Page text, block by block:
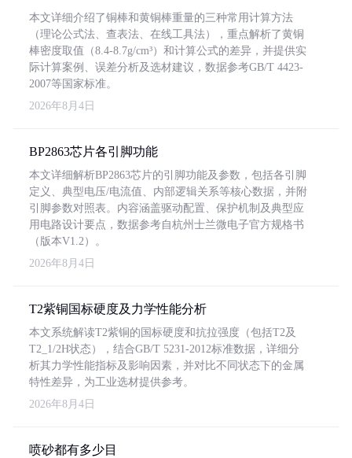
本文详细介绍了铜棒和黄铜棒重量的三种常用计算方法
（理论公式法、查表法、在线工具法），重点解析了黄铜
棒密度取值（8.4-8.7g/cm³）和计算公式的差异，并提供实
际计算案例、误差分析及选材建议，数据参考GB/T 4423-
2007等国家标准。
2026年8月4日
BP2863芯片各引脚功能
本文详细解析BP2863芯片的引脚功能及参数，包括各引脚
定义、典型电压/电流值、内部逻辑关系等核心数据，并附
引脚参数对照表。内容涵盖驱动配置、保护机制及典型应
用电路设计要点，数据参考自杭州士兰微电子官方规格书
（版本V1.2）。
2026年8月4日
T2紫铜国标硬度及力学性能分析
本文系统解读T2紫铜的国标硬度和抗拉强度（包括T2及
T2_1/2H状态），结合GB/T 5231-2012标准数据，详细分
析其力学性能指标及影响因素，并对比不同状态下的金属
特性差异，为工业选材提供参考。
2026年8月4日
喷砂都有多少目